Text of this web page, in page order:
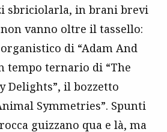
sbriciolarla, in brani brevi
vanno oltre il tassello:
di “Adam And
tempo ternario di “The
Delights”, il bozzetto
Symmetries”. Spunti
guizzano qua e là, ma